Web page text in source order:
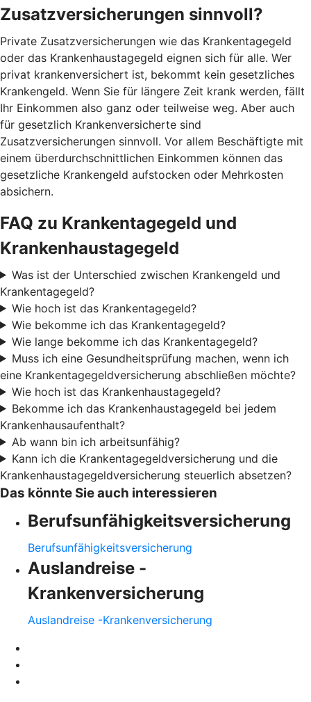
Zusatzversicherungen sinnvoll?
Private Zusatzversicherungen wie das Krankentagegeld
oder das Krankenhaustagegeld eignen sich für alle. Wer
privat krankenversichert ist, bekommt kein gesetzliches
Krankengeld. Wenn Sie für längere Zeit krank werden, fällt
Ihr Einkommen also ganz oder teilweise weg. Aber auch
für gesetzlich Krankenversicherte sind
Zusatzversicherungen sinnvoll. Vor allem Beschäftigte mit
einem überdurchschnittlichen Einkommen können das
gesetzliche Krankengeld aufstocken oder Mehrkosten
absichern.
FAQ zu Krankentagegeld und
Krankenhaustagegeld
Was ist der Unterschied zwischen Krankengeld und
Krankentagegeld?
Wie hoch ist das Krankentagegeld?
Wie bekomme ich das Krankentagegeld?
Wie lange bekomme ich das Krankentagegeld?
Muss ich eine Gesundheitsprüfung machen, wenn ich
eine Krankentagegeldversicherung abschließen möchte?
Wie hoch ist das Krankenhaustagegeld?
Bekomme ich das Krankenhaustagegeld bei jedem
Krankenhausaufenthalt?
Ab wann bin ich arbeitsunfähig?
Kann ich die Krankentagegeldversicherung und die
Krankenhaustagegeldversicherung steuerlich absetzen?
Das könnte Sie auch interessieren
Berufsunfähigkeitsversicherung
Berufsunfähigkeitsversicherung
Auslandreise -
Krankenversicherung
Auslandreise -Krankenversicherung